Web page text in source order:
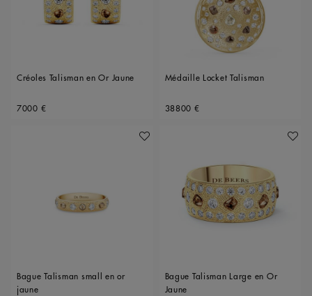
Créoles Talisman en Or Jaune
Original price
7000 €
Médaille Locket Talisman
Original price
38800 €
Ajouter À Ma Wishlist
Bague Talisman small en or
jaune
Bague Talisman Large en Or
Jaune